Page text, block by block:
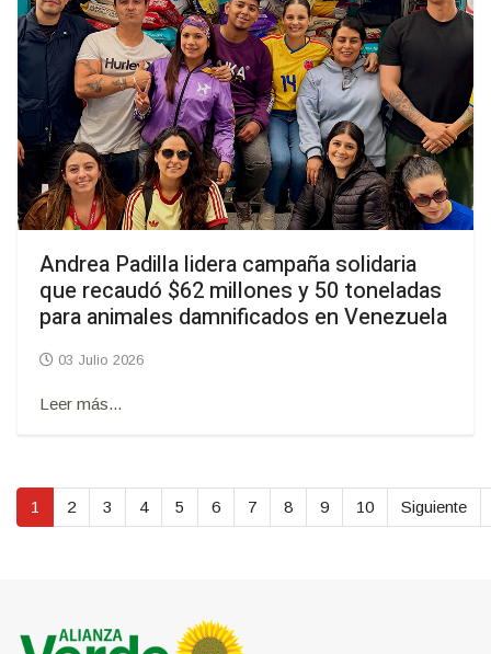
Andrea Padilla lidera campaña solidaria
que recaudó $62 millones y 50 toneladas
para animales damnificados en Venezuela
03 Julio 2026
Leer más...
1 2 3 4 5 6 7 8 9 10 Siguiente